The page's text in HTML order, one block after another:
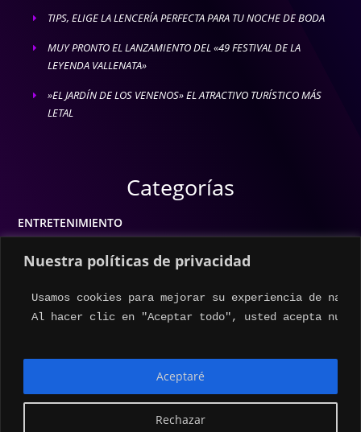
Nuestra políticas de privacidad
Usamos cookies para mejorar su experiencia de
Al hacer clic en "Aceptar todo", usted acepta
Rechazar
Aceptaré
E TIPS, ELIGE LA LENCERÍA PERFECTA PARA TU NOCHE DE BODA
E
MUY PRONTO EL LANZAMIENTO DEL «49 FESTIVAL DE LA
LEYENDA VALLENATA»
E
»EL JARDÍN DE LOS VENENOS» EL ATRACTIVO TURÍSTICO MÁS
LETAL
Categorías
ENTRETENIMIENTO
ESTILO DE VIDA